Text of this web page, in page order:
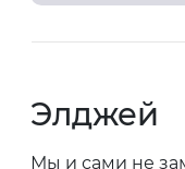
Элджей
Мы и сами не